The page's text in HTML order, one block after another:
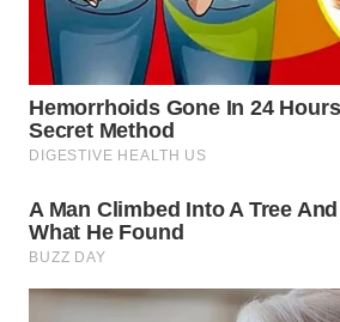
UTARA
SAMOSIR
WN
LAWAS
SUMEDANG